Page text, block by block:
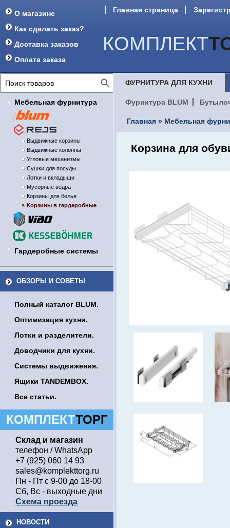
О магазине
Как сделать заказ?
Доставка заказов
Оплата заказа
Главная страница
КОМПЛЕКТ
Мебельная фурнитура
Выдвижные корзины
Выдвижные колонны
Угловые механизмы
Сушки для посуды
Лотки и вкладыши
Мусорные ведра
Корзины для белья
Корзины в гардеробные
Гардеробные системы
ОБЗОРЫ И СОВЕТЫ
Полный каталог BLUM.
Оптимизация кухни.
Лотки и разделители.
Доводчики для кухни.
Системы выдвижения.
Ящики TANDEMBOX.
Все статьи.
КОМПЛЕКТТОРГ
Склад и магазин
телефон / WhatsApp
+7 (925) 060 14 93
sales@komplekttorg.ru
Пн - Пт с 9-00 до 18-00
Сб, Вс - выходные дни
Схема проезда
НОВОСТИ
ФУРНИТУРА ДЛЯ КУХНИ
Фурнитура BLUM
Главная » Мебельная
Корзина для